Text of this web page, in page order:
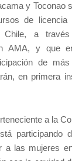
y Toconao
de licencia
Chile, a
AMA, y que
de
en primera
a la
participando
a las mujeres